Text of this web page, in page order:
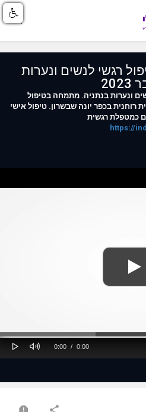
רגשי לנשים ונערות
ונערות בנתניה. מתמחה בטיפול
בכפר יונה שבשרון. טיפול אישי
https://
Play Mute
Current
0:00 /
Duration
0:00